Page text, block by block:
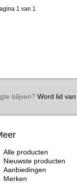
1 van 1
blijven?Word lid van
Alle producten
Nieuwste producten
Aanbiedingen
Merken